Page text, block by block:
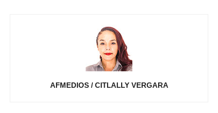
AFMEDIOS / CITLALLY VERGARA